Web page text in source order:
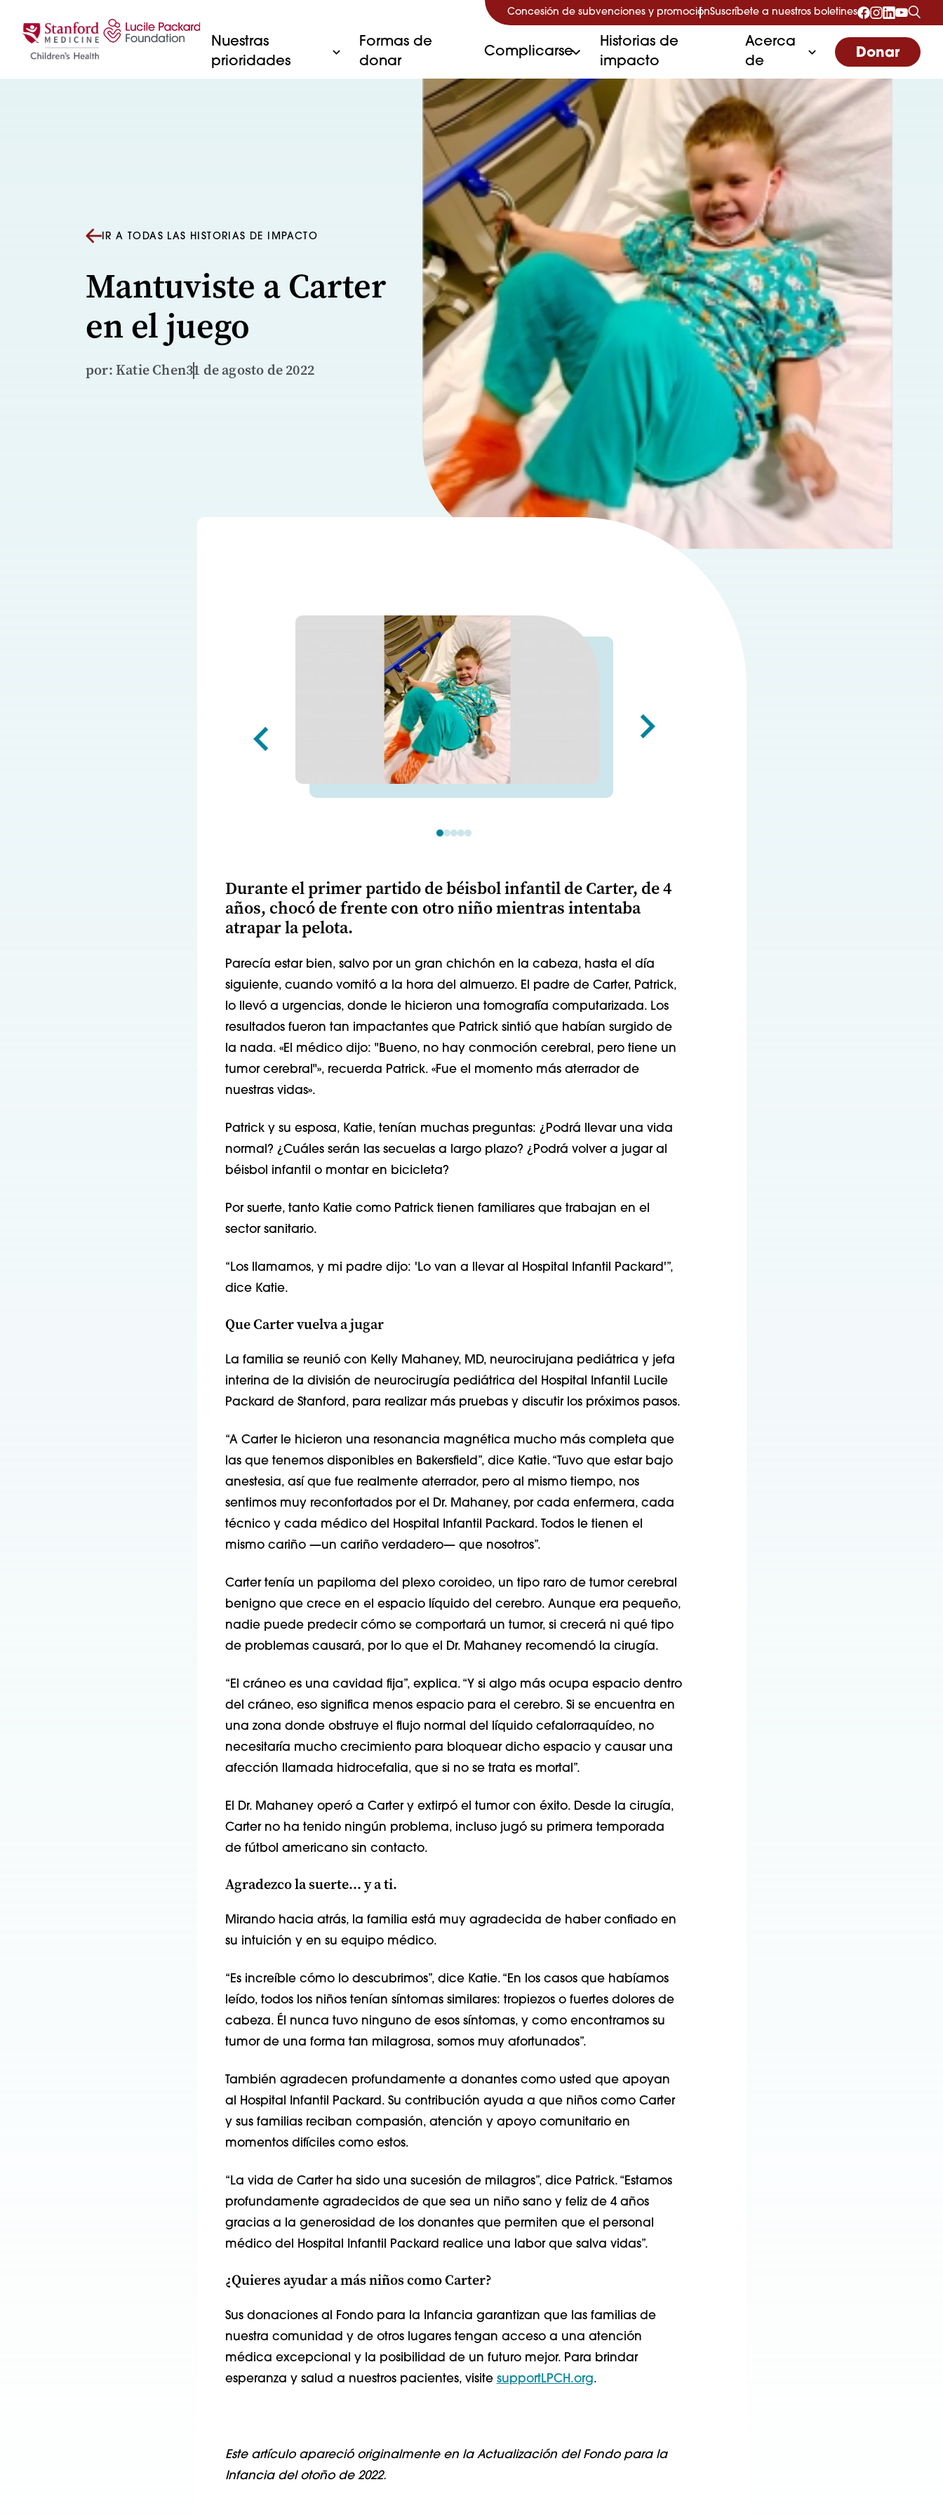
Concesión de subvenciones y promociónSuscríbete a nuestros boletines
Nuestras
prioridades
Formas de
donar
Complicarse
Historias de
impacto
Acerca
de
Donar
IR A TODAS LAS HISTORIAS DE IMPACTO
Mantuviste a Carter
en el juego
por: Katie Chen31 de agosto de 2022
Durante el primer partido de béisbol infantil de Carter, de 4
años, chocó de frente con otro niño mientras intentaba
atrapar la pelota.
Parecía estar bien, salvo por un gran chichón en la cabeza, hasta el día
siguiente, cuando vomitó a la hora del almuerzo. El padre de Carter, Patrick,
lo llevó a urgencias, donde le hicieron una tomografía computarizada. Los
resultados fueron tan impactantes que Patrick sintió que habían surgido de
la nada. «El médico dijo: "Bueno, no hay conmoción cerebral, pero tiene un
tumor cerebral"», recuerda Patrick. «Fue el momento más aterrador de
nuestras vidas».
Patrick y su esposa, Katie, tenían muchas preguntas: ¿Podrá llevar una vida
normal? ¿Cuáles serán las secuelas a largo plazo? ¿Podrá volver a jugar al
béisbol infantil o montar en bicicleta?
Por suerte, tanto Katie como Patrick tienen familiares que trabajan en el
sector sanitario.
“Los llamamos, y mi padre dijo: 'Lo van a llevar al Hospital Infantil Packard'”,
dice Katie.
Que Carter vuelva a jugar
La familia se reunió con Kelly Mahaney, MD, neurocirujana pediátrica y jefa
interina de la división de neurocirugía pediátrica del Hospital Infantil Lucile
Packard de Stanford, para realizar más pruebas y discutir los próximos pasos.
“A Carter le hicieron una resonancia magnética mucho más completa que
las que tenemos disponibles en Bakersfield”, dice Katie. “Tuvo que estar bajo
anestesia, así que fue realmente aterrador, pero al mismo tiempo, nos
sentimos muy reconfortados por el Dr. Mahaney, por cada enfermera, cada
técnico y cada médico del Hospital Infantil Packard. Todos le tienen el
mismo cariño —un cariño verdadero— que nosotros”.
Carter tenía un papiloma del plexo coroideo, un tipo raro de tumor cerebral
benigno que crece en el espacio líquido del cerebro. Aunque era pequeño,
nadie puede predecir cómo se comportará un tumor, si crecerá ni qué tipo
de problemas causará, por lo que el Dr. Mahaney recomendó la cirugía.
“El cráneo es una cavidad fija”, explica. “Y si algo más ocupa espacio dentro
del cráneo, eso significa menos espacio para el cerebro. Si se encuentra en
una zona donde obstruye el flujo normal del líquido cefalorraquídeo, no
necesitaría mucho crecimiento para bloquear dicho espacio y causar una
afección llamada hidrocefalia, que si no se trata es mortal”.
El Dr. Mahaney operó a Carter y extirpó el tumor con éxito. Desde la cirugía,
Carter no ha tenido ningún problema, incluso jugó su primera temporada
de fútbol americano sin contacto.
Agradezco la suerte... y a ti.
Mirando hacia atrás, la familia está muy agradecida de haber confiado en
su intuición y en su equipo médico.
“Es increíble cómo lo descubrimos”, dice Katie. “En los casos que habíamos
leído, todos los niños tenían síntomas similares: tropiezos o fuertes dolores de
cabeza. Él nunca tuvo ninguno de esos síntomas, y como encontramos su
tumor de una forma tan milagrosa, somos muy afortunados”.
También agradecen profundamente a donantes como usted que apoyan
al Hospital Infantil Packard. Su contribución ayuda a que niños como Carter
y sus familias reciban compasión, atención y apoyo comunitario en
momentos difíciles como estos.
“La vida de Carter ha sido una sucesión de milagros”, dice Patrick. “Estamos
profundamente agradecidos de que sea un niño sano y feliz de 4 años
gracias a la generosidad de los donantes que permiten que el personal
médico del Hospital Infantil Packard realice una labor que salva vidas”.
¿Quieres ayudar a más niños como Carter?
Sus donaciones al Fondo para la Infancia garantizan que las familias de
nuestra comunidad y de otros lugares tengan acceso a una atención
médica excepcional y la posibilidad de un futuro mejor. Para brindar
esperanza y salud a nuestros pacientes, visite supportLPCH.org.
Este artículo apareció originalmente en la Actualización del Fondo para la
Infancia del otoño de 2022.